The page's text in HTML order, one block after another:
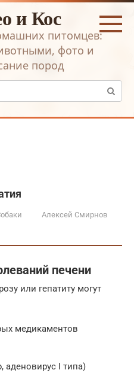
и Кос
питомцев:
фото и
пород
Алексей Смирнов
печени
или гепатиту могут
медикаментов
аденовирус I типа)